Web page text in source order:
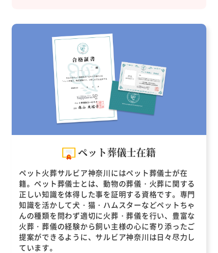
ペット葬儀士在籍
ペット火葬サルビア神奈川にはペット葬儀士が在
籍。ペット葬儀士とは、動物の葬儀・火葬に関する
正しい知識を体得した事を証明する資格です。専門
知識を活かして犬・猫・ハムスターなどペットちゃ
んの種類を問わず適切に火葬・葬儀を行い、豊富な
火葬・葬儀の経験から飼い主様の心に寄り添ったご
提案ができるように、サルビア神奈川は日々尽力し
ています。